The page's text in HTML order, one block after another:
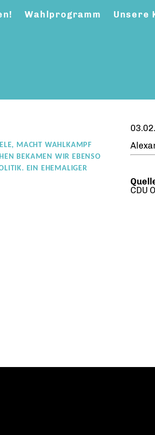
Wahlprogramm Unsere
MACHT WAHLKAMPF
BEKAMEN WIR EBENSO V
EIN EHEMALIGER S
CDU